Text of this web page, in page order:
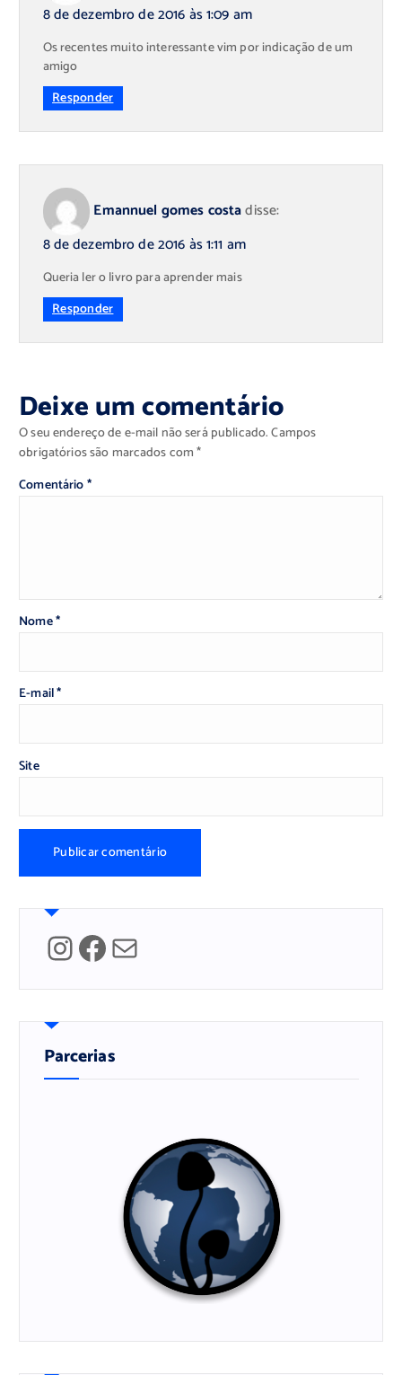
8 de dezembro de 2016 às 1:09 am
Os recentes muito interessante vim por indicação de um
amigo
Responder
Emannuel gomes costadisse:
8 de dezembro de 2016 às 1:11 am
Queria ler o livro para aprender mais
Responder
Deixe um comentário
O seu endereço de e-mail não será publicado.Campos
obrigatórios são marcados com*
Comentário*
Nome*
E-mail*
Site
InstagramFacebook Mail
Parcerias